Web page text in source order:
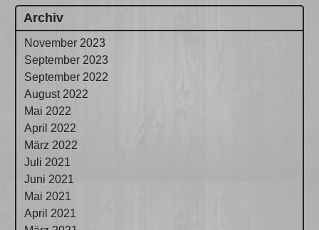
Archiv
November 2023
September 2023
September 2022
August 2022
Mai 2022
April 2022
März 2022
Juli 2021
Juni 2021
Mai 2021
April 2021